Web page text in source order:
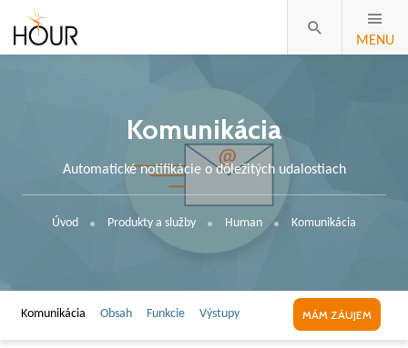
MENU
Komunikácia
Automatické notifikácie o dôležitých udalostiach
Úvod Produkty a služby Human Komunikácia
Komunikácia Obsah Funkcie Výstupy MÁM ZÁUJEM